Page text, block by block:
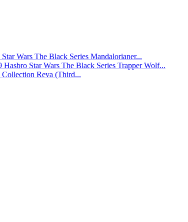
Star Wars The Black Series Mandalorianer...
Hasbro Star Wars The Black Series Trapper Wolf...
Collection Reva (Third...